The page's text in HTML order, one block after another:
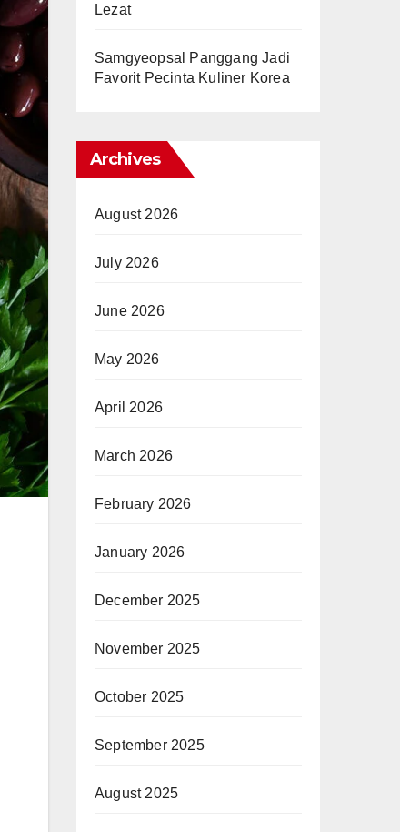
Lezat
Samgyeopsal Panggang Jadi
Favorit Pecinta Kuliner Korea
Archives
August 2026
July 2026
June 2026
May 2026
April 2026
March 2026
February 2026
January 2026
December 2025
November 2025
October 2025
September 2025
August 2025